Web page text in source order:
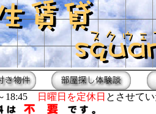
18:45 日曜日を定休日 とさせてい